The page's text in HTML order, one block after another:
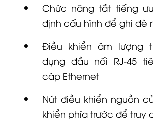
Chức năng tắt tiếng
định cấu hình để ghi đè
Điều khiển âm lượng
dụng đầu nối RJ-45
cáp Ethernet
Nút điều khiển nguồn
khiển phía trước để truy